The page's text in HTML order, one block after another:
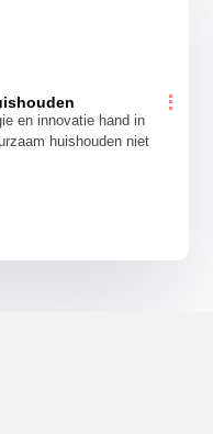
en innovatie hand in
huishouden niet